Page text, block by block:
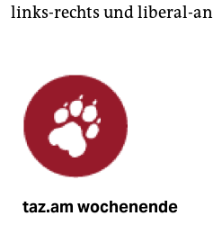
links-rechts und liberal-
taz.am wochenende